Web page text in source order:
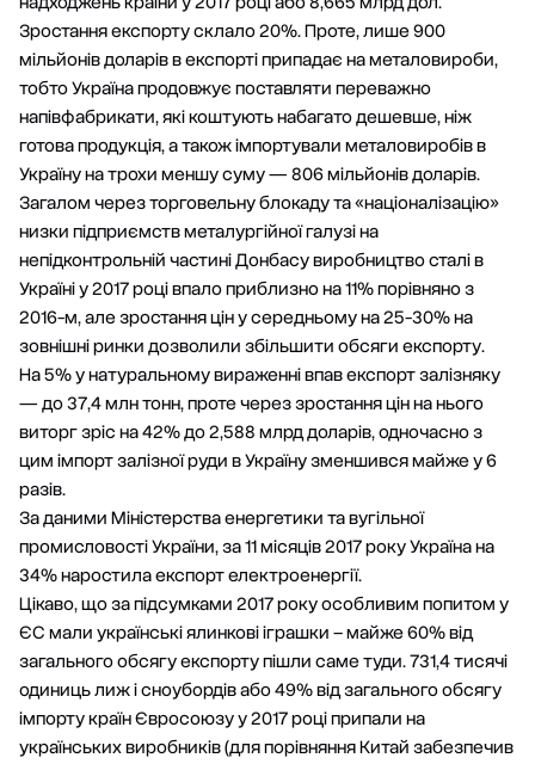
Зростання експорту склало 20%. Проте, лише 900
мільйонів доларів в експорті припадає на металовироби,
тобто Україна продовжує поставляти переважно
напівфабрикати, які коштують набагато дешевше, ніж
готова продукція, а також імпортували металовиробів в
Україну на трохи меншу суму — 806 мільйонів доларів.
Загалом через торговельну блокаду та «націоналізацію»
низки підприємств металургійної галузі на
непідконтрольній частині Донбасу виробництво сталі в
Україні у 2017 році впало приблизно на 11% порівняно з
2016-м, але зростання цін у середньому на 25-30% на
зовнішні ринки дозволили збільшити обсяги експорту.
На 5% у натуральному вираженні впав експорт залізняку
— до 37,4 млн тонн, проте через зростання цін на нього
виторг зріс на 42% до 2,588 млрд доларів, одночасно з
цим імпорт залізної руди в Україну зменшився майже у 6
разів.
За даними Міністерства енергетики та вугільної
промисловості України, за 11 місяців 2017 року Україна на
34% наростила експорт електроенергії.
Цікаво, що за підсумками 2017 року особливим попитом у
ЄС мали українські ялинкові іграшки – майже 60% від
загального обсягу експорту пішли саме туди. 731,4 тисячі
одиниць лиж і сноубордів або 49% від загального обсягу
імпорту країн Євросоюзу у 2017 році припали на
українських виробників (для порівняння Китай забезпечив